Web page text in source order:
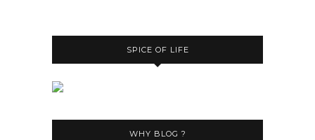
SPICE OF LIFE
WHY BLOG ?